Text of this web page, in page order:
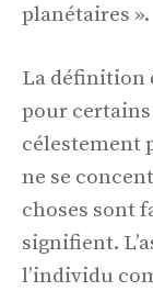
planétaires ».
La définition
pour
célestement
ne se
choses sont
signifient.
l’individu